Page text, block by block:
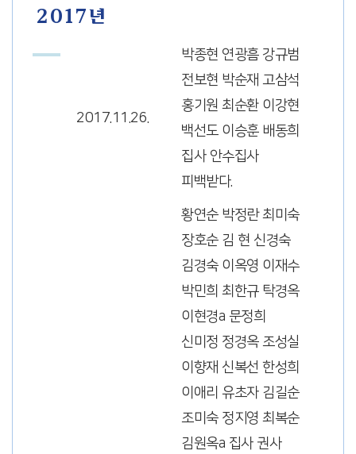
2017년
2017.11.26.
박종현 연광흠 강규범
전보현 박순재 고삼석
홍기원 최순환 이강현
백선도 이승훈 배동희
집사 안수집사
피백받다.
황연순 박정란 최미숙
장호순 김 현 신경숙
김경숙 이옥영 이재수
박민희 최한규 탁경옥
이현경a 문정희
신미정 정경옥 조성실
이향재 신복선 한성희
이애리 유초자 김길순
조미숙 정지영 최복순
김원옥a 집사 권사